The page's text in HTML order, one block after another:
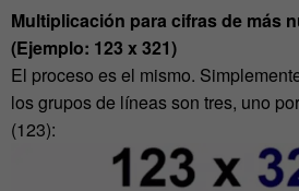
Multiplicación para cifras de más
(Ejemplo: 123 x 321)
El proceso es el mismo.
los grupos de líneas son tres, uno
(123):